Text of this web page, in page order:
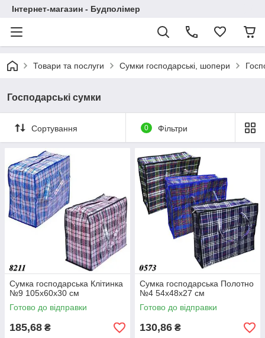
Інтернет-магазин - Будполімер
Товари та послуги Сумки господарські, шопери
Господарські сумки
Сортування 0 Фільтри
Сумка господарська Клітинка
№9 105х60х30 см
Готово до відправки
185,68 ₴
Сумка господарська Полотно
№4 54х48х27 см
Готово до відправки
130,86 ₴